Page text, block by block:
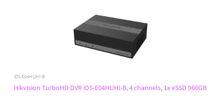
iDS-E04HUHI-B
Hikvision TurboHD DVR iDS-E04HUHI-B, 4 channels, 1x eSSD 960GB